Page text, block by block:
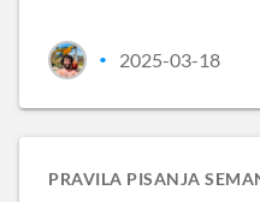
• 2025-03-18
PRAVILA PISANJA